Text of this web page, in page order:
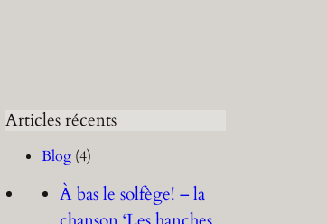
Articles récents
Blog (4)
À bas le solfège! – la